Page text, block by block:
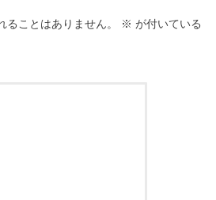
ることはありません。 ※ が付いている